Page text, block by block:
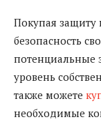
Покупая защиту
безопасность
потенциальные
уровень
также можете
необходимые